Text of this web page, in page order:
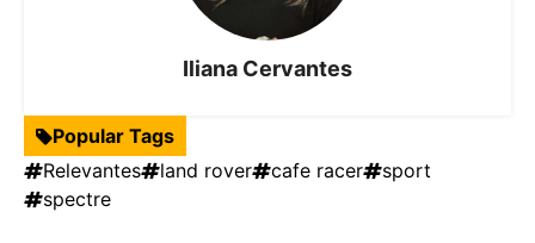
Iliana Cervantes
Popular Tags
Relevantes
land rover cafe racer
sport
spectre